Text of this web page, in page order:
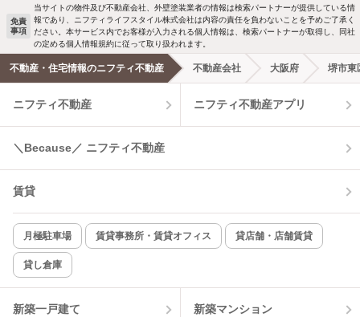
免責
事項
当サイトの物件及び不動産会社、外壁塗装業者の情報は検索パートナーが提供している情
報であり、ニフティライフスタイル株式会社は内容の責任を負わないことを予めご了承く
ださい。本サービス内でお客様が入力される個人情報は、検索パートナーが取得し、同社
の定める個人情報規約に従って取り扱われます。
不動産・住宅情報のニフティ不動産 不動産会社 大阪府 堺市東
ニフティ不動産 ニフティ不動産アプリ
＼Because／ ニフティ不動産
賃貸
月極駐車場 賃貸事務所・賃貸オフィス 貸店舗・店舗賃貸
貸し倉庫
新築一戸建て 新築マンション